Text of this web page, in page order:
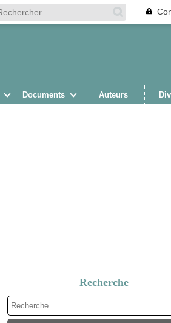
Documents Auteurs
Recherche